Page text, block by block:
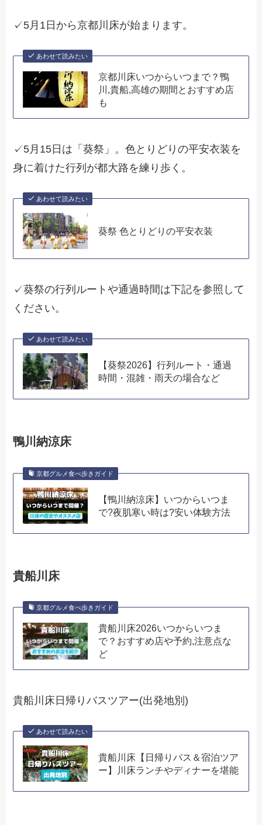
✓5月1日から京都川床が始まります。
あわせて読みたい
京都川床いつからいつまで？鴨
川,貴船,高雄の期間とおすすめ店
も
✓5月15日は「葵祭」。色とりどりの平安衣装を
身に着けた行列が都大路を練り歩く。
あわせて読みたい
葵祭 色とりどりの平安衣装
✓葵祭の行列ルートや通過時間は下記を参照して
ください。
あわせて読みたい
【葵祭2026】行列ルート・通過
時間・混雑・雨天の場合など
鴨川納涼床
京都グルメ食べ歩きガイド
【鴨川納涼床】いつからいつま
で?夜肌寒い時は?安い体験方法
貴船川床
京都グルメ食べ歩きガイド
貴船川床2026いつからいつま
で？おすすめ店や予約,注意点な
ど
貴船川床日帰りバスツアー(出発地別)
あわせて読みたい
貴船川床【日帰りバス＆宿泊ツア
ー】川床ランチやディナーを堪能